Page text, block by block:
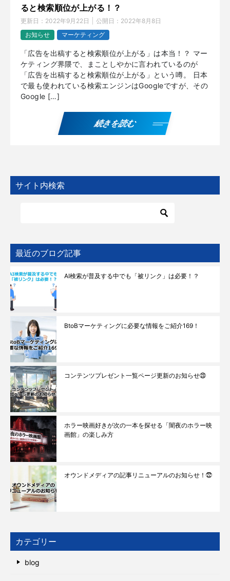
ると検索順位が上がる！？
更新日： 2022年9月22日 公開日： 2022年8月8日
お知らせ
マーケティング
「広告を出稿すると検索順位が上がる」は本当！？ マー
ケティング界隈で、まことしやかに言われているのが
「広告を出稿すると検索順位が上がる」という噂。 日本
で最も使われている検索エンジンはGoogleですが、その
Google […]
続きを読む
サイト内検索
最近のブログ記事
AI検索が普及する中でも「被リンク」は必要！？
BtoBマーケティングに必要な情報をご紹介169！
コンテンツプレゼント一覧ページ更新のお知らせ㉓
ホラー映画好きが次の一本を探せる「闇夜のホラー映
画館」の楽しみ方
オウンドメディアの記事リニューアルのお知らせ！㉒
カテゴリー
blog